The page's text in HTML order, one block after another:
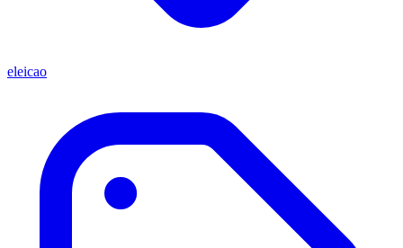
eleicao